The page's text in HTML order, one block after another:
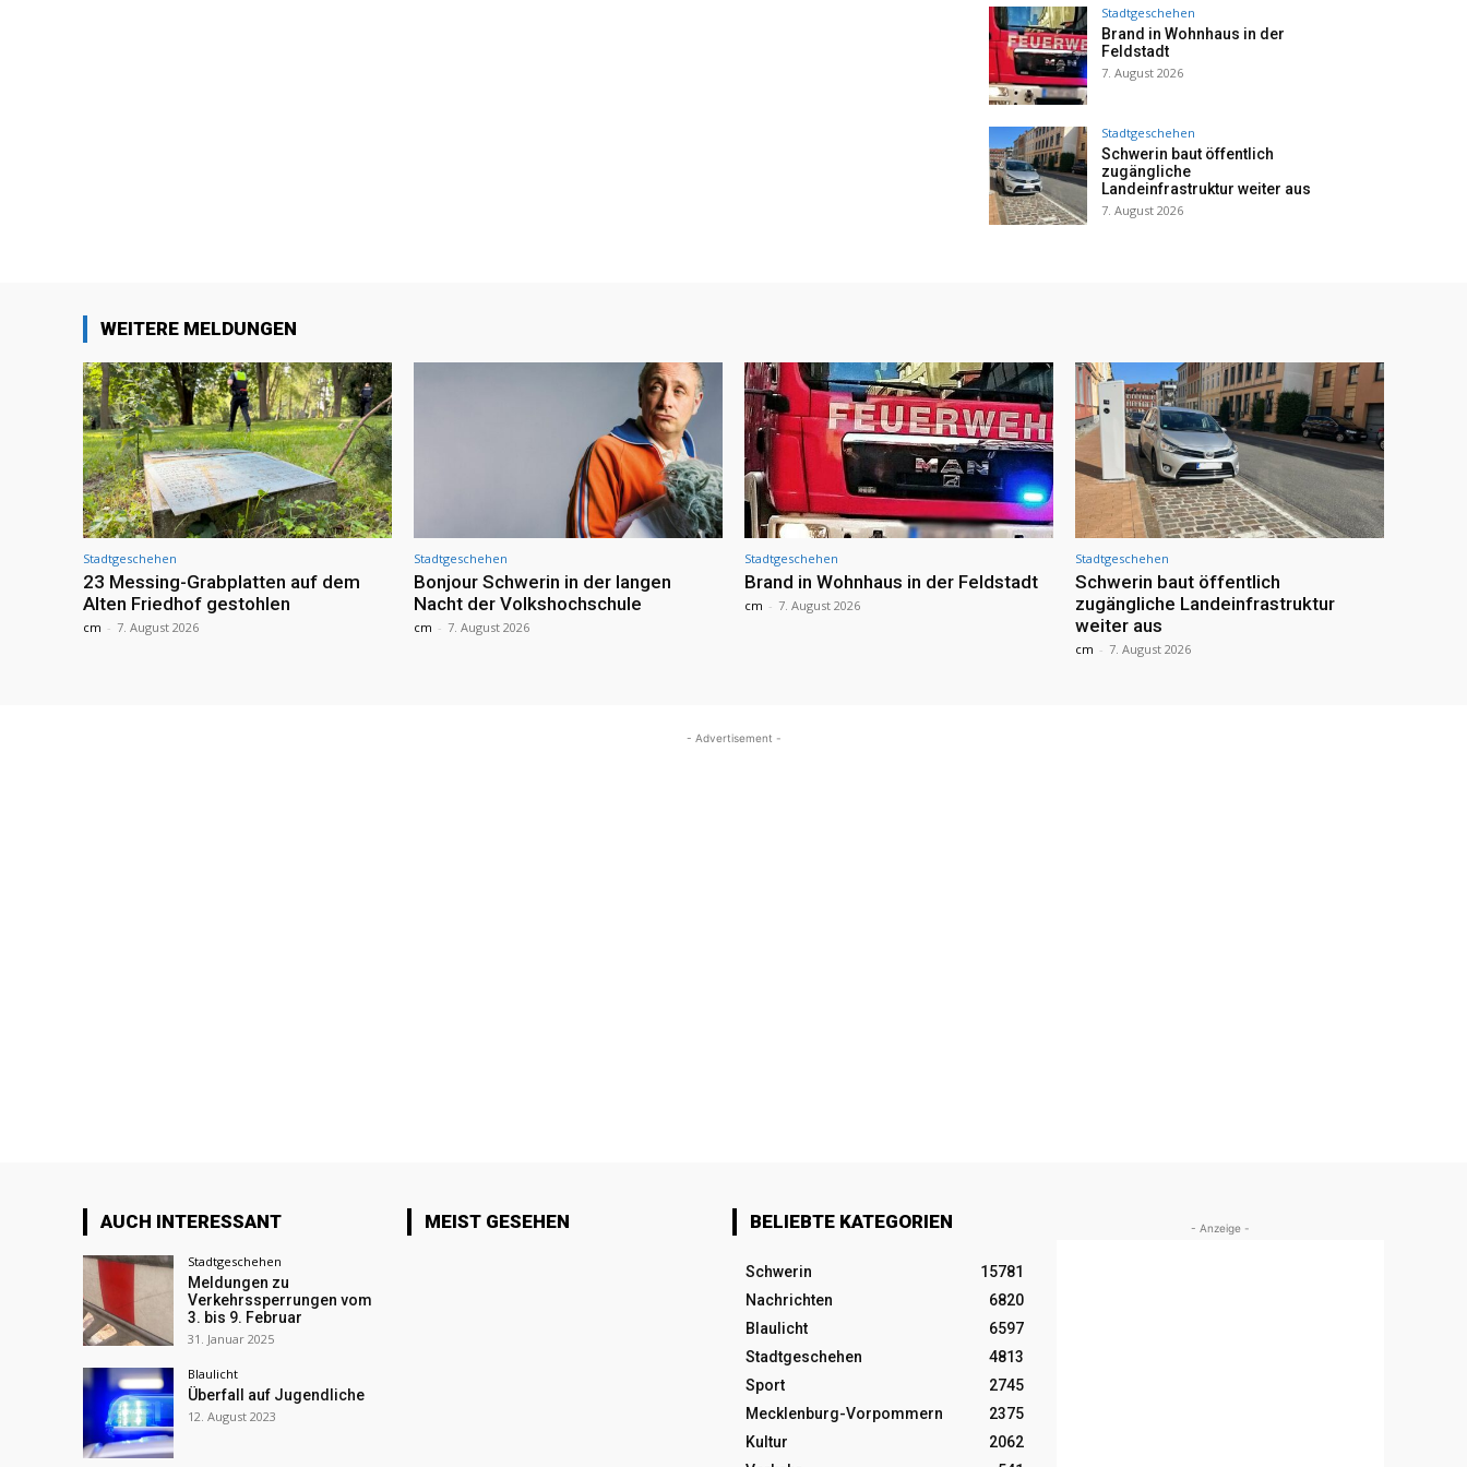
Stadtgeschehen
Brand in Wohnhaus in der
Feldstadt
7. August 2026
Stadtgeschehen
Schwerin baut öffentlich
zugängliche
Landeinfrastruktur weiter aus
7. August 2026
WEITERE MELDUNGEN
Stadtgeschehen
23 Messing-Grabplatten auf dem
Alten Friedhof gestohlen
cm - 7. August 2026
Stadtgeschehen
Bonjour Schwerin in der langen
Nacht der Volkshochschule
cm - 7. August 2026
Stadtgeschehen
Brand in Wohnhaus in der Feldstadt
cm - 7. August 2026
Stadtgeschehen
Schwerin baut öffentlich
zugängliche Landeinfrastruktur
weiter aus
cm - 7. August 2026
- Advertisement -
AUCH INTERESSANT
Stadtgeschehen
Meldungen zu
Verkehrssperrungen vom
3. bis 9. Februar
31. Januar 2025
Blaulicht
Überfall auf Jugendliche
12. August 2023
MEIST GESEHEN BELIEBTE KATEGORIEN
Schwerin
15781
Nachrichten
6820
Blaulicht
6597
Stadtgeschehen
4813
Sport
2745
Mecklenburg-Vorpommern
2375
Kultur
2062
- Anzeige -